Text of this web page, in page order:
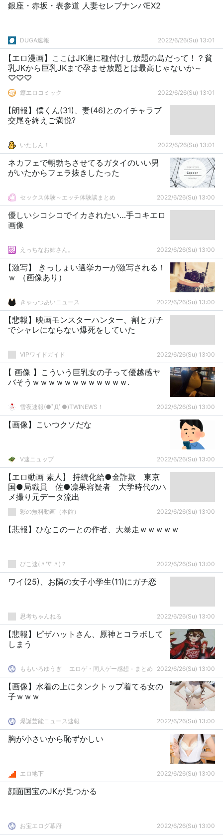
銀座・赤坂・表参道 人妻セレブナンパEX2
DUGA速報 2022/6/26(Su) 13:01
【エロ漫画】ここはJK達に種付けし放題の島だって！？貧
乳JKから巨乳JKまで孕ませ放題とは最高じゃないか～
♡♡♡
癒エロコミック 2022/6/26(Su) 13:01
【朗報】僕くん(31)、妻(46)とのイチャラブ
交尾を終えご満悦?
いたしん！ 2022/6/26(Su) 13:01
ネカフェで朝勃ちさせてるガタイのいい男
がいたからフェラ抜きしたった
セックス体験～エッチ体験談まとめ 2022/6/26(Su) 13:00
優しいシコシコでイカされたい…手コキエロ
画像
えっちなお姉さん。 2022/6/26(Su) 13:00
【激写】 きっしょい選挙カーが激写される！
ｗ （画像あり）
きゃっつあいニュース 2022/6/26(Su) 13:00
【悲報】映画モンスターハンター、割とガチ
でシャレにならない爆死をしていた
VIPワイドガイド 2022/6/26(Su) 13:00
【 画像 】こういう巨乳女の子って優越感ヤ
バそうｗｗｗｗｗｗｗｗｗｗｗｗ.
雪夜速報(●ﾟДﾟ●)TWINEWS！ 2022/6/26(Su) 13:00
【画像】こいつクソだな
V速ニュップ 2022/6/26(Su) 13:00
【エロ動画 素人】 持続化給●金詐欺 東京
国●局職員 佐●凛果容疑者 大学時代のハ
メ撮り元データ流出
彩の無料動画（本館） 2022/6/26(Su) 13:00
【悲報】ひなこのーとの作者、大暴走ｗｗｗｗｗ
ぴこ速(〃'∇'〃)？ 2022/6/26(Su) 13:00
ワイ(25)、お隣の女子小学生(11)にガチ恋
思考ちゃんねる 2022/6/26(Su) 13:00
【悲報】ピザハットさん、原神とコラボして
しまう
ももいろゆうぎ エロゲ・同人ゲー感想 - まとめ 2022/6/26(Su) 13:00
【画像】水着の上にタンクトップ着てる女の
子ｗｗｗ
爆誕芸能ニュース速報 2022/6/26(Su) 13:00
胸が小さいから恥ずかしい
エロ地下 2022/6/26(Su) 13:00
顔面国宝のJKが見つかる
お宝エログ幕府 2022/6/26(Su) 13:00